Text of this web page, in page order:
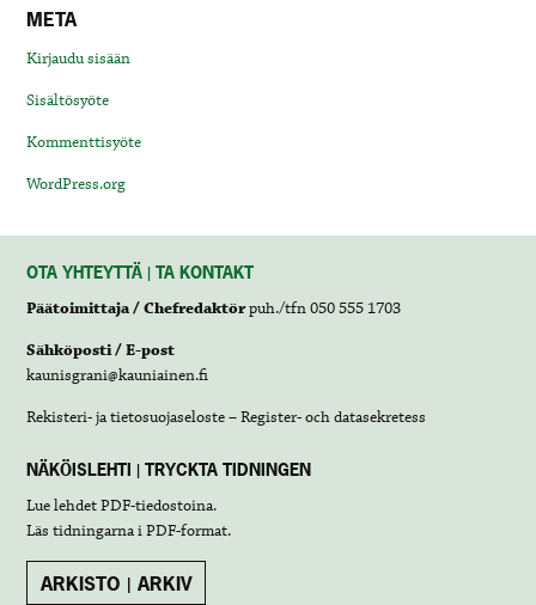
META
Kirjaudu sisään
Sisältösyöte
Kommenttisyöte
WordPress.org
OTA YHTEYTTÄ | TA KONTAKT
Päätoimittaja / Chefredaktörpuh./tfn 050 555 1703
Sähköposti / E-post
kaunisgrani@kauniainen.fi
Rekisteri- ja tietosuojaseloste – Register- och datasekretess
NÄKÖISLEHTI | TRYCKTA TIDNINGEN
Lue lehdetPDF-tiedostoina.
Läs tidningarna iPDF-format.
ARKISTO | ARKIV